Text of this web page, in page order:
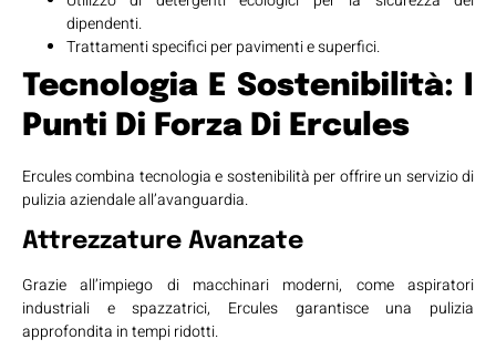
dipendenti.
Trattamenti specifici per pavimenti e superfici.
Tecnologia E Sostenibilità: I
Punti Di Forza Di Ercules
Ercules combina tecnologia e sostenibilità per offrire un servizio di
pulizia aziendale all’avanguardia.
Attrezzature Avanzate
Grazie all’impiego di macchinari moderni, come aspiratori
industriali e spazzatrici, Ercules garantisce una pulizia
approfondita in tempi ridotti.